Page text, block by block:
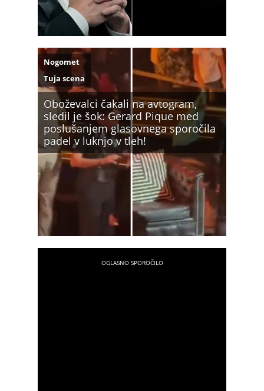
Oboževalci čakali na avtogram,
sledil je šok: Gerard Pique med
poslušanjem glasovnega sporočila
padel v luknjo v tleh!
Nogomet
Tuja scena